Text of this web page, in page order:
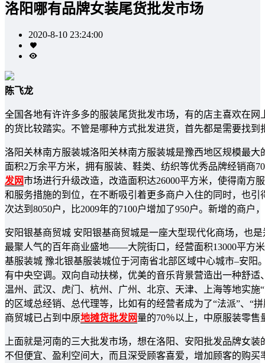
洛阳哪有品牌女装尾货批发市场
2020-8-10 23:24:00
陈飞龙
全国各地有许许多多的服装尾货批发市场，有的店主喜欢在
的货比较踏实。不管是哪种方式批发进货，首先都是需要找到
洛阳关林南方服装城洛阳关林南方服装城是豫西地区规模最大
面积2万余平方米，拥有服装、鞋类、纺织等优秀品牌经销商
发网市场进行升级改造，改造面积达26000平方米，使得南方
和服务措施的到位，在不断吸引着更多商户入住的同时，也
次达到8050户，比2009年的7100户增加了950户。新增的商
安阳银基商贸城 安阳银基商贸城是一座大型现代化商场，也
最聚人气的百年商业盛地——大院街口，经营面积13000平方
基服装城 豫北银基服装城位于河南省北部区域中心城市–安
有中央空调。双向自动扶梯，优美的音乐背景营造出一种舒
温州、武汉、虎门、杭州、广州、北京、天津、上海等地实
的区域总经销、总代理等，比如有的经营者成为了“法派”、“
商贸城已占到中原地摊货批发网量的70％以上，中原服装零售
上面就是河南的三大批发市场，想在洛阳、安阳批发品牌女
不但便宜、盈利空间大，而且深受顾客喜爱，增加顾客的购